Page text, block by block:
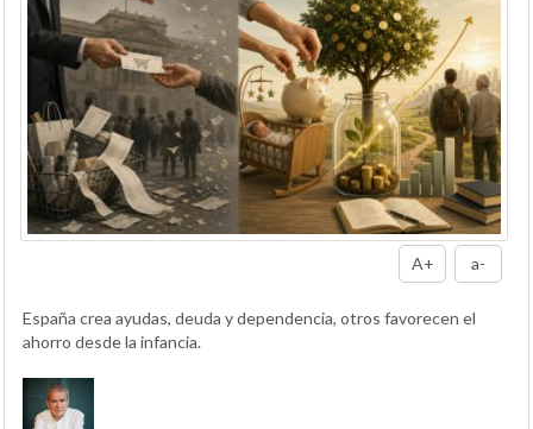
A+ a-
España crea ayudas, deuda y dependencia, otros favorecen el
ahorro desde la infancia.